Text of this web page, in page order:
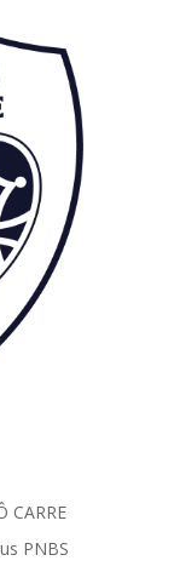
CARRE
PNBS